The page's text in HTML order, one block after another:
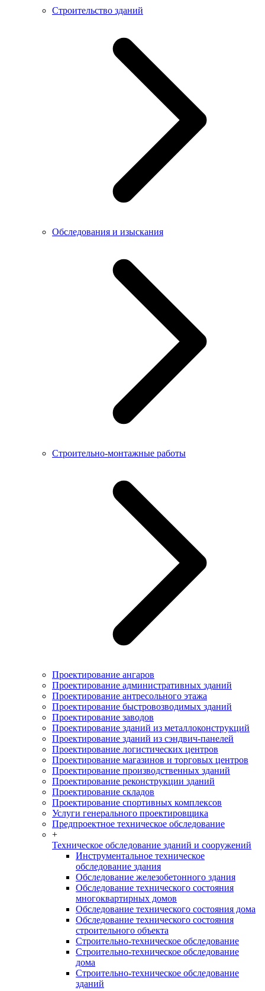
Строительство зданий
Обследования и изыскания
Строительно-монтажные работы
Проектирование ангаров
Проектирование административных зданий
Проектирование антресольного этажа
Проектирование быстровозводимых зданий
Проектирование заводов
Проектирование зданий из металлоконструкций
Проектирование зданий из сэндвич-панелей
Проектирование логистических центров
Проектирование магазинов и торговых центров
Проектирование производственных зданий
Проектирование реконструкции зданий
Проектирование складов
Проектирование спортивных комплексов
Услуги генерального проектировщика
Предпроектное техническое обследование
+
Техническое обследование зданий и сооружений
Инструментальное техническое
обследование здания
Обследование железобетонного здания
Обследование технического состояния
многоквартирных домов
Обследование технического состояния дома
Обследование технического состояния
строительного объекта
Строительно-техническое обследование
Строительно-техническое обследование
дома
Строительно-техническое обследование
зданий